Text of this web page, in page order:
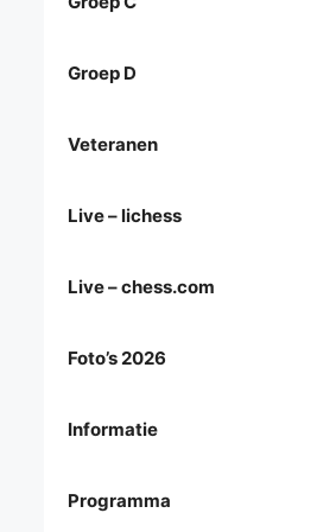
Groep D
Veteranen
Live – lichess
Live – chess.com
Foto’s 2026
Informatie
Programma